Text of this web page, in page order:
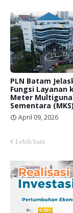
PLN Batam
Fungsi Layanan
Meter
Sementara (MKS)
April 09, 2026
Lebih baru